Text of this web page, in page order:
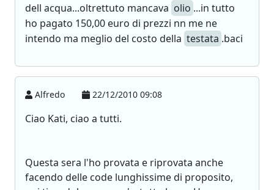
dell acqua...oltrettuto mancava olio ...in tutto
ho pagato 150,00 euro di prezzi nn me ne
intendo ma meglio del costo della testata .baci
Alfredo 22/12/2010 09:08
Ciao Kati, ciao a tutti.
Questa sera l'ho provata e riprovata anche
facendo delle code lunghissime di proposito,